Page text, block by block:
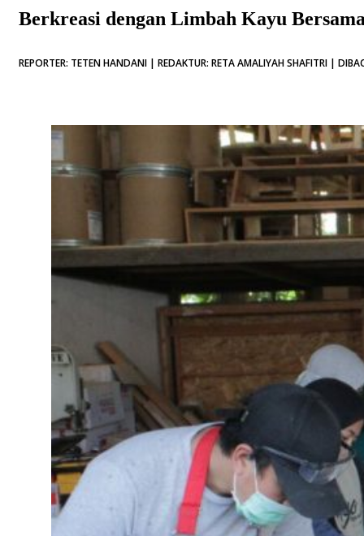
Berkreasi dengan Limbah Kayu
REPORTER: TETEN HANDANI | REDAKTUR: RETA AMALIYAH SHAFITRI |